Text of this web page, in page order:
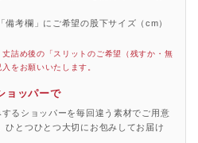
備考欄」にご希望の股下サイズ（cm）
詰め後の「スリットのご希望（残すか・無
をお願いいたします。
ョッパーで
るショッパーを毎回違う素材でご用意
ひとつひとつ大切にお包みしてお届け